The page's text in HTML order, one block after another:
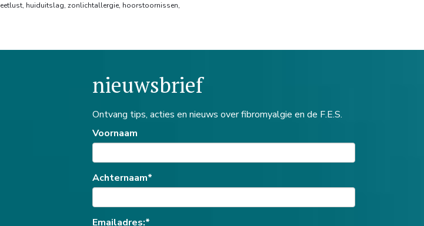
huiduitslag, zonlichtallergie, hoorstoornissen,
nieuwsbrief
Ontvang tips, acties en nieuws over fibromyalgie en de F.E.S.
Voornaam
Achternaam*
Emailadres:*